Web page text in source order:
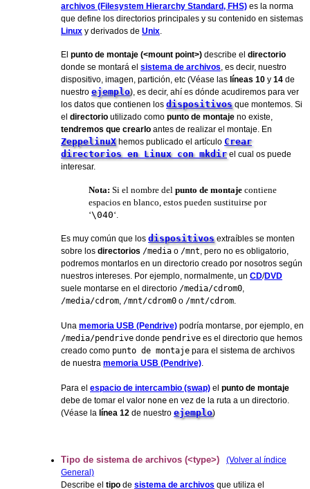
archivos (Filesystem Hierarchy Standard, FHS) es la norma
que define los directorios principales y su contenido en sistemas
Linux y derivados de Unix.
El punto de montaje (<mount point>) describe el directorio
donde se montará el sistema de archivos, es decir, nuestro
dispositivo, imagen, partición, etc (Véase las líneas 10 y 14 de
nuestro ejemplo), es decir, ahí es dónde acudiremos para ver
los datos que contienen los dispositivosque montemos. Si
el directorio utilizado como punto de montaje no existe,
tendremos que crearlo antes de realizar el montaje. En
ZeppelinuXhemos publicado el artículo Crear
directorios en Linux con mkdirel cual os puede
interesar.
Nota: Si el nombre del punto de montaje contiene
espacios en blanco, estos pueden sustituirse por
‘\040‘.
Es muy común que los dispositivosextraíbles se monten
sobre los directorios /media o /mnt, pero no es obligatorio,
podremos montarlos en un directorio creado por nosotros según
nuestros intereses. Por ejemplo, normalmente, un CD/DVD
suele montarse en el directorio /media/cdrom0,
/media/cdrom, /mnt/cdrom0 o /mnt/cdrom.
Una memoria USB (Pendrive) podría montarse, por ejemplo, en
/media/pendrive donde pendrive es el directorio que hemos
creado como punto de montaje para el sistema de archivos
de nuestra memoria USB (Pendrive).
Para el espacio de intercambio (swap) el punto de montaje
debe de tomar el valor none en vez de la ruta a un directorio.
(Véase la línea 12 de nuestro ejemplo)
Tipo de sistema de archivos (<type>)
(Volver al índice
General)
Describe el tipo de sistema de archivos que utiliza el